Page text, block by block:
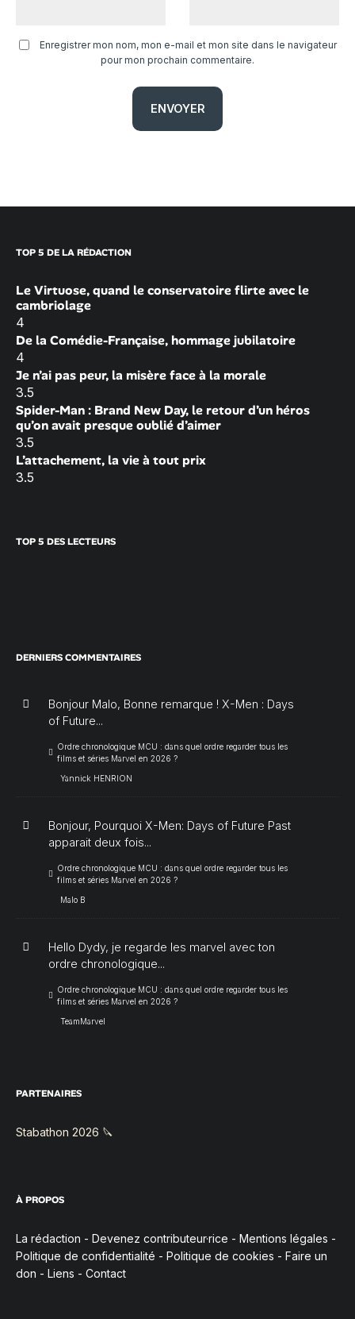
Enregistrer mon nom, mon e-mail et mon site dans le navigateur
pour mon prochain commentaire.
TOP 5 DE LA RÉDACTION
Le Virtuose, quand le conservatoire flirte avec le
cambriolage
4
De la Comédie-Française, hommage jubilatoire
4
Je n’ai pas peur, la misère face à la morale
3.5
Spider-Man : Brand New Day, le retour d’un héros
qu’on avait presque oublié d’aimer
3.5
L’attachement, la vie à tout prix
3.5
TOP 5 DES LECTEURS
DERNIERS COMMENTAIRES
Bonjour Malo, Bonne remarque ! X-Men : Days
of Future...
Ordre chronologique MCU : dans quel ordre regarder tous les
films et séries Marvel en 2026 ?
Yannick HENRION
Bonjour, Pourquoi X-Men: Days of Future Past
apparait deux fois...
Ordre chronologique MCU : dans quel ordre regarder tous les
films et séries Marvel en 2026 ?
Malo B
Hello Dydy, je regarde les marvel avec ton
ordre chronologique...
Ordre chronologique MCU : dans quel ordre regarder tous les
films et séries Marvel en 2026 ?
TeamMarvel
PARTENAIRES
Stabathon 2026 🔪
À PROPOS
La rédaction - Devenez contributeur·rice - Mentions légales -
Politique de confidentialité - Politique de cookies - Faire un
don - Liens - Contact